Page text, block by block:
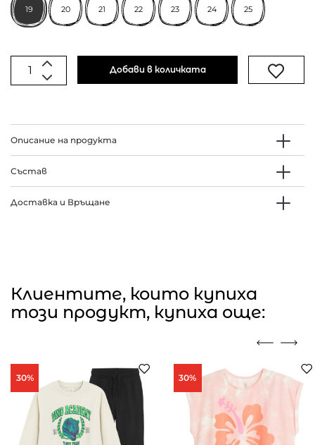
19 20 21 22 23 24 25
Добави в количката
Описание на продукта
Състав
Доставка и Връщане
Клиентите, които купиха
този продукт, купиха още:
30% 30%